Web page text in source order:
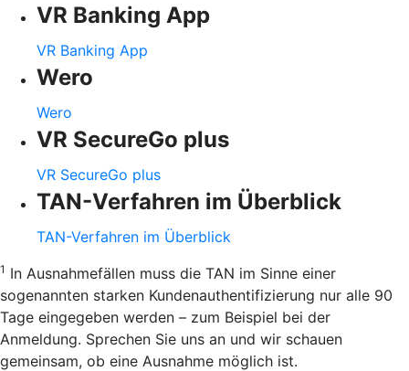
VR Banking App
VR Banking App
Wero
Wero
VR SecureGo plus
VR SecureGo plus
TAN-Verfahren im Überblick
TAN-Verfahren im Überblick
1 In Ausnahmefällen muss die TAN im Sinne einer
sogenannten starken Kundenauthentifizierung nur alle 90
Tage eingegeben werden – zum Beispiel bei der
Anmeldung. Sprechen Sie uns an und wir schauen
gemeinsam, ob eine Ausnahme möglich ist.